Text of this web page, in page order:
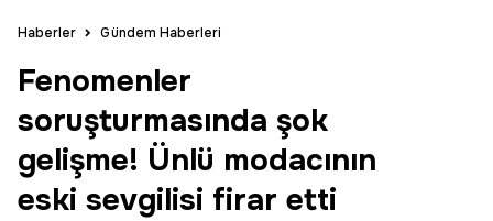
Haberler Gündem Haberleri
Fenomenler
soruşturmasında şok
gelişme! Ünlü modacının
eski sevgilisi firar etti